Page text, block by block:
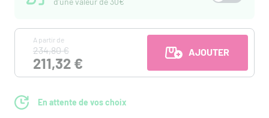
A partir de
234,80 €
211,32 €
AJOUTER AU
En attente de vos choix